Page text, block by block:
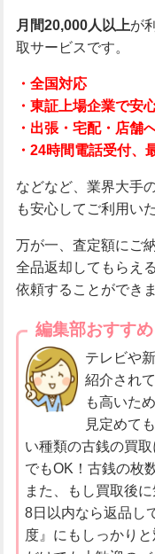
月間20,000人以上が
取サービスです。
・全国対応
・東証上場企業で安
・出張・宅配・店舗
・24時間電話受付、
などなど、業界大手
も安心してご利用い
万が一、査定額にご
全品返却してもらえ
依頼することができま
編集部おすすめ
テレビや
紹介され
も高いた
見定めて
い種類の古銭の買
でもOK！古銭の枚
また、もし買取後
8日以内なら返品し
度』にもしっかり